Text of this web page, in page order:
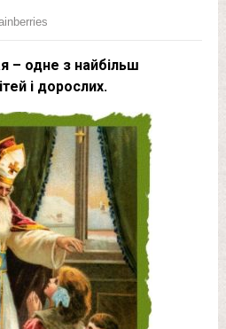
– одне з найбільш
і дорослих.